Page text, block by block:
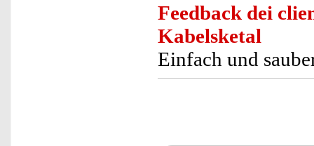
Feedback dei
Kabelsketal
Einfach und